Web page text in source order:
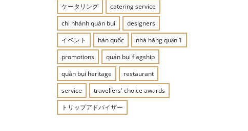
ケータリング
catering service
chi nhánh quán bụi
designers
イベント
hàn quốc
nhà hàng quận 1
promotions
quán bụi flagship
quán bụi heritage
restaurant
service
travellers' choice awards
トリップアドバイザー